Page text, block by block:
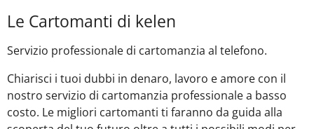
Le Cartomanti di kelen
Servizio professionale di cartomanzia al telefono.
Chiarisci i tuoi dubbi in denaro, lavoro e amore con il
nostro servizio di cartomanzia professionale a basso
costo. Le migliori cartomanti ti faranno da guida alla